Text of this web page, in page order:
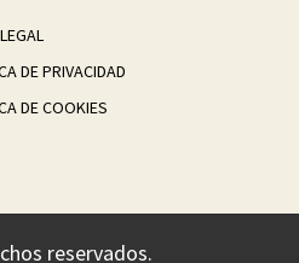
DE PRIVACIDAD
DE COOKIES
reservados.